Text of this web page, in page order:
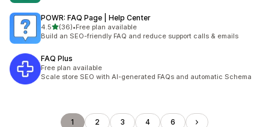
POWR: FAQ Page | Help Center
4.5滿分 5 顆星
(36)
共有 36 則評價
•Free plan available
Build an SEO-friendly FAQ and reduce support calls & emails
FAQ Plus
Free plan available
Scale store SEO with AI-generated FAQs and automatic Schema
1 2 3 4 6